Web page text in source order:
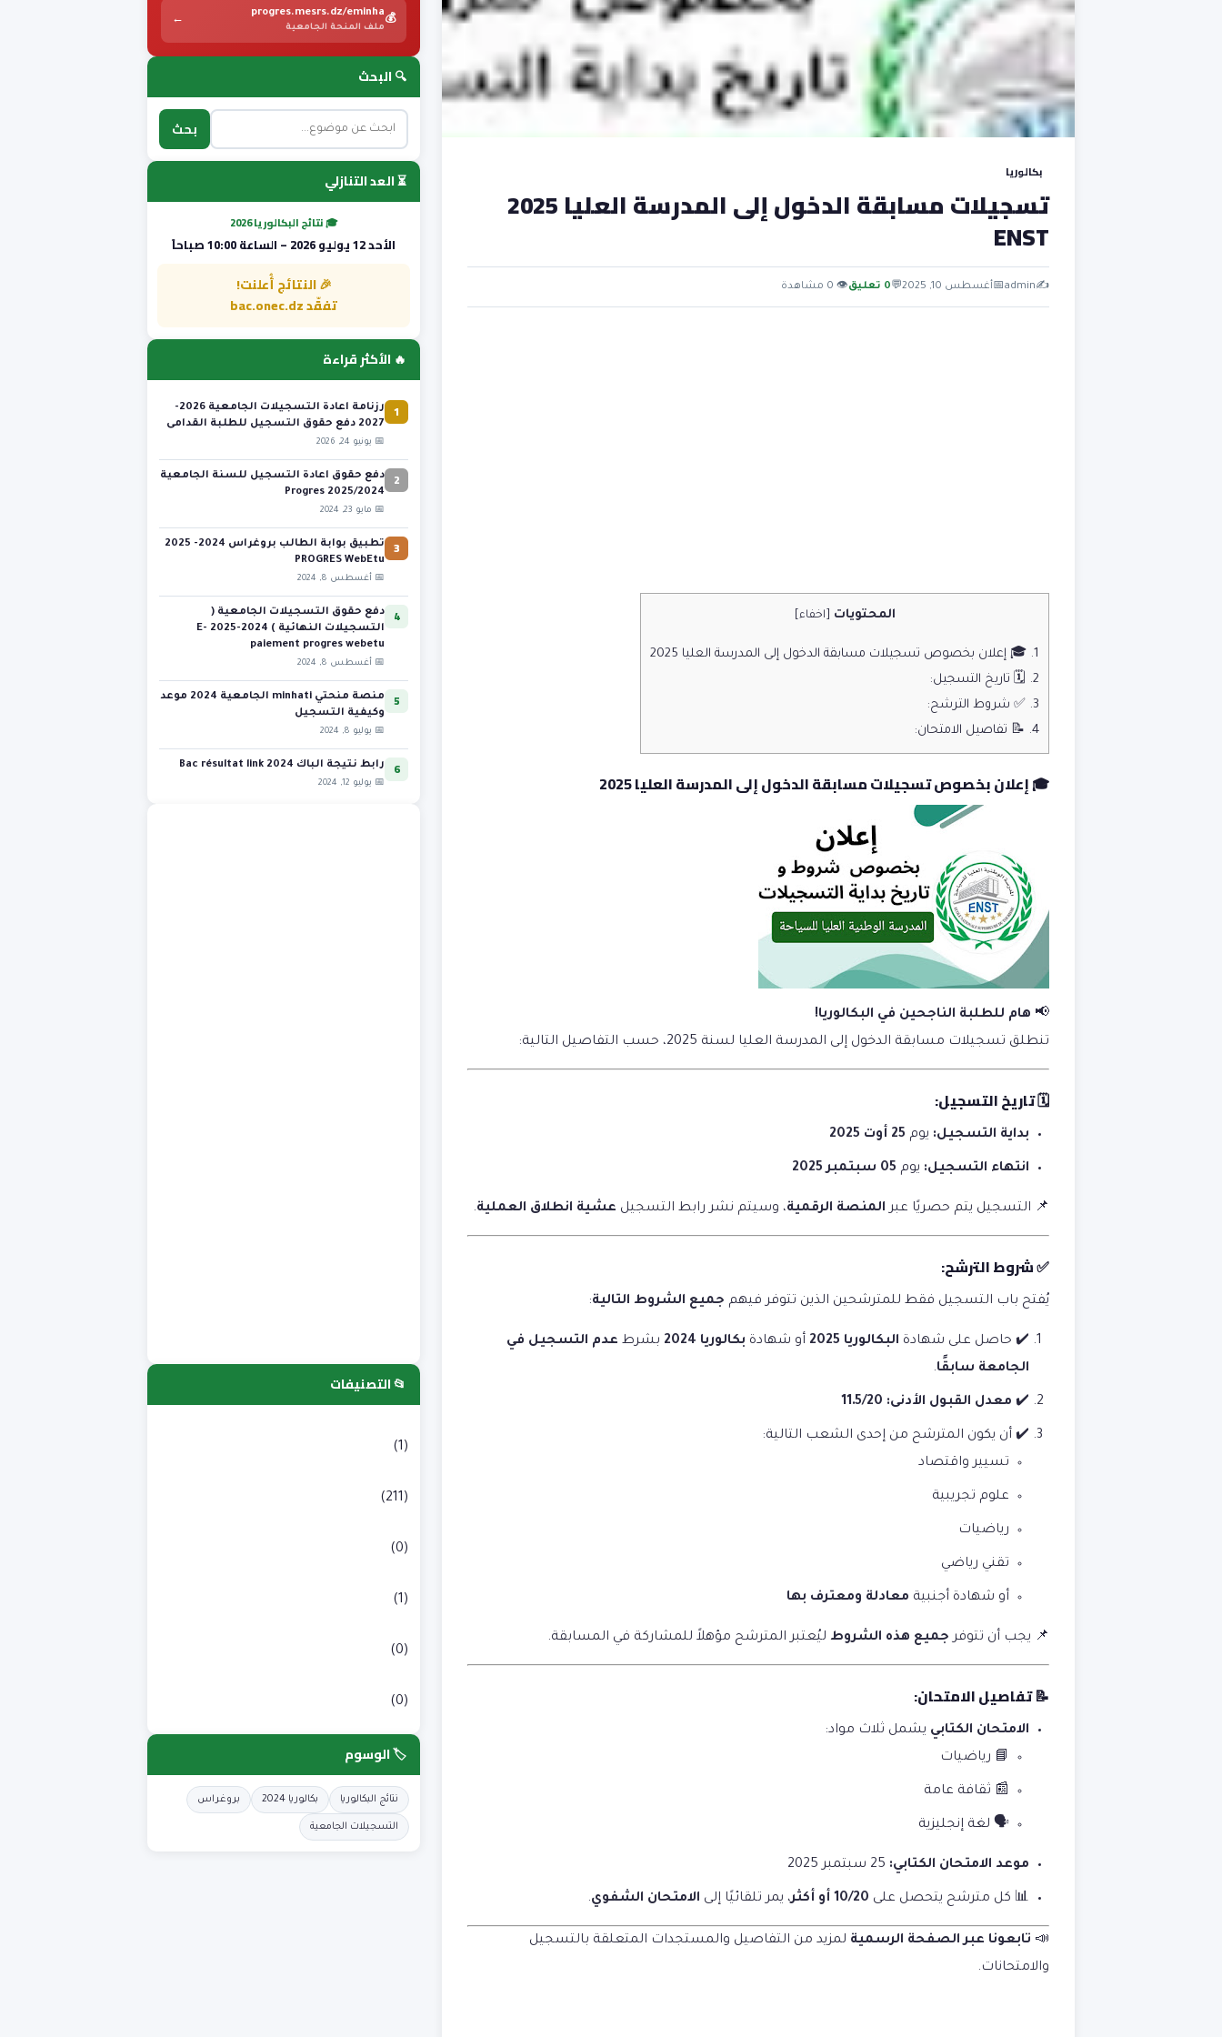
بكالوريا
تسجيلات مسابقة الدخول إلى المدرسة العليا 2025
ENST
✍️
admin
📅أغسطس 10, 2025 💬0 تعليق 👁 0 مشاهدة
المحتويات [اخفاء]
1.
🎓 إعلان بخصوص تسجيلات مسابقة الدخول إلى المدرسة العليا 2025
2. 🗓️ تاريخ التسجيل:
3. ✅ شروط الترشح:
4. 📝 تفاصيل الامتحان:
🎓 إعلان بخصوص تسجيلات مسابقة الدخول إلى المدرسة العليا 2025
📢 هام للطلبة الناجحين في البكالوريا!
تنطلق تسجيلات مسابقة الدخول إلى المدرسة العليا لسنة 2025، حسب التفاصيل التالية:
🗓️ تاريخ التسجيل:
بداية التسجيل: يوم 25 أوت 2025
انتهاء التسجيل: يوم 05 سبتمبر 2025
📌 التسجيل يتم حصريًا عبر المنصة الرقمية، وسيتم نشر رابط التسجيل عشية انطلاق العملية.
✅ شروط الترشح:
يُفتح باب التسجيل فقط للمترشحين الذين تتوفر فيهم جميع الشروط التالية:
✔️ حاصل على شهادة البكالوريا 2025 أو شهادة بكالوريا 2024 بشرط عدم التسجيل في
الجامعة سابقًا.
✔️ معدل القبول الأدنى: 11.5/20
✔️ أن يكون المترشح من إحدى الشعب التالية:
تسيير واقتصاد
علوم تجريبية
رياضيات
تقني رياضي
أو شهادة أجنبية معادلة ومعترف بها
📌 يجب أن تتوفر جميع هذه الشروط ليُعتبر المترشح مؤهلاً للمشاركة في المسابقة.
📝 تفاصيل الامتحان:
الامتحان الكتابي يشمل ثلاث مواد:
📘 رياضيات
📰 ثقافة عامة
🗣️ لغة إنجليزية
موعد الامتحان الكتابي:
📊 كل مترشح يتحصل على 10/20 أو أكثر ، يمر تلقائيًا إلى الامتحان الشفوي.
📣 تابعونا عبر الصفحة الرسمية لمزيد من التفاصيل والمستجدات المتعلقة بالتسجيل
والامتحانات.
💰
progres.mesrs.dz/eminha
ملف المنحة الجامعية
←
🔍 البحث
بحث
⏳ العد التنازلي
🎓 نتائج البكالوريا 2026
الأحد 12 يوليو 2026 – الساعة 10:00 صباحاً
🎉 النتائج أُعلنت!
تفقّد bac.onec.dz
🔥 الأكثر قراءة
1
رزنامة اعادة التسجيلات الجامعية 2026-
2027 دفع حقوق التسجيل للطلبة القدامى
📅 يونيو 24, 2026
2
دفع حقوق اعادة التسجيل للسنة الجامعية
2025/2024 Progres
📅 مايو 23, 2024
3
تطبيق بوابة الطالب بروغراس 2024- 2025
PROGRES WebEtu
📅 أغسطس 8, 2024
4
دفع حقوق التسجيلات الجامعية (
التسجيلات النهائية ) 2024-2025 E-
paiement progres webetu
📅 أغسطس 8, 2024
5
منصة منحتي minhati الجامعية 2024 موعد
وكيفية التسجيل
📅 يوليو 8, 2024
6 رابط نتيجة الباك 2024 Bac résultat link
📅 يوليو 12, 2024
📂 التصنيفات
(1)
(211)
(0)
(1)
(0)
(0)
🏷️ الوسوم
نتائج البكالوريا بكالوريا 2024 بروغراس
التسجيلات الجامعية